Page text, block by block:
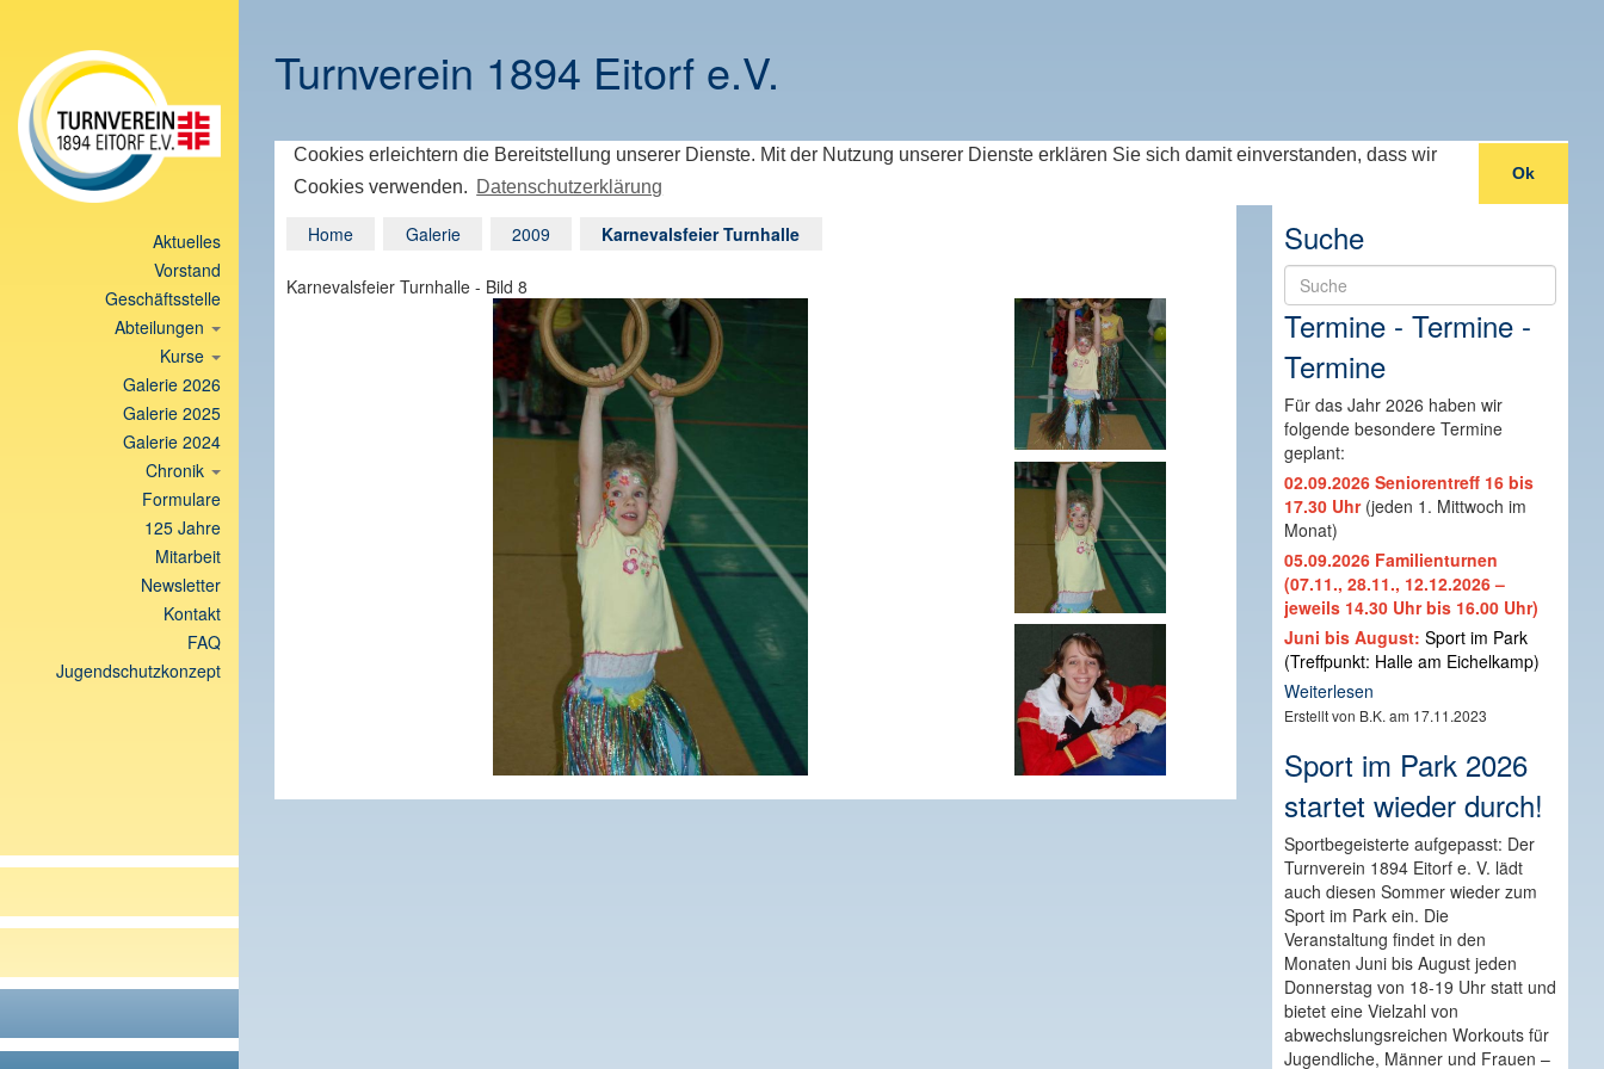
Aktuelles
Vorstand
Geschäftsstelle
Abteilungen
Kurse
Galerie 2026
Galerie 2025
Galerie 2024
Chronik
Formulare
125 Jahre
Mitarbeit
Newsletter
Kontakt
FAQ
Jugendschutzkonzept
Turnverein 1894 Eitorf e.V.
Cookies erleichtern die Bereitstellung unserer Dienste. Mit der Nutzung unserer Dienste erklären Sie sich damit einverstanden, dass wir
Cookies verwenden. Datenschutzerklärung
Ok
Home Galerie 2009 Karnevalsfeier Turnhalle
Karnevalsfeier Turnhalle - Bild 8
Suche
Termine - Termine -
Termine
Für das Jahr 2026 haben wir
folgende besondere Termine
geplant:
02.09.2026 Seniorentreff 16 bis
17.30 Uhr (jeden 1. Mittwoch im
Monat)
05.09.2026 Familienturnen
(07.11., 28.11., 12.12.2026 –
jeweils 14.30 Uhr bis 16.00 Uhr)
Juni bis August: Sport im Park
(Treffpunkt: Halle am Eichelkamp)
Weiterlesen
Erstellt von B.K. am 17.11.2023
Sport im Park 2026
startet wieder durch!
Sportbegeisterte aufgepasst: Der
Turnverein 1894 Eitorf e. V. lädt
auch diesen Sommer wieder zum
Sport im Park ein. Die
Veranstaltung findet in den
Monaten Juni bis August jeden
Donnerstag von 18-19 Uhr statt und
bietet eine Vielzahl von
abwechslungsreichen Workouts für
Jugendliche, Männer und Frauen –